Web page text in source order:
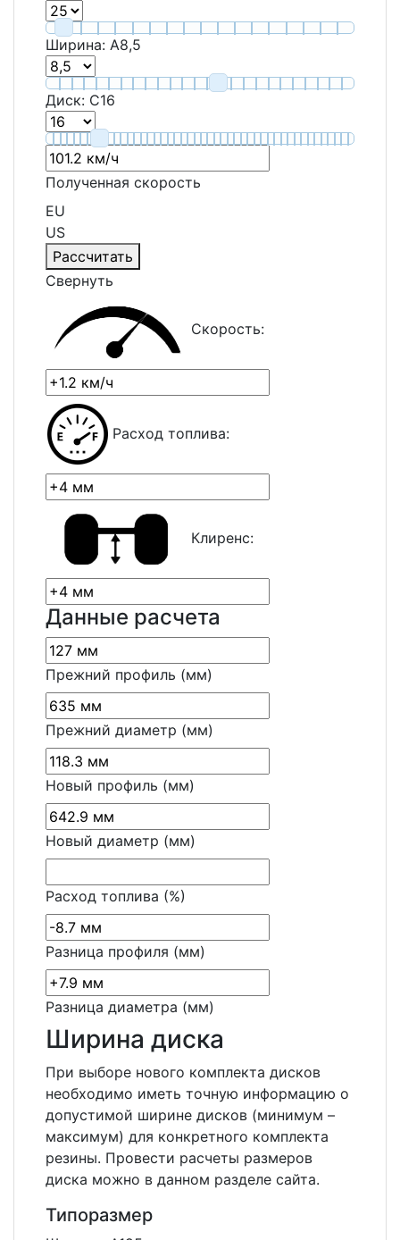
Ширина: A8,5
Диск: C16
Полученная скорость
EU
US
Рассчитать
Свернуть
Скорость:
Расход топлива:
Клиренс:
Данные расчета
Прежний профиль (мм)
Прежний диаметр (мм)
Новый профиль (мм)
Новый диаметр (мм)
Расход топлива (%)
Разница профиля (мм)
Разница диаметра (мм)
Ширина диска
При выборе нового комплекта дисков
необходимо иметь точную информацию о
допустимой ширине дисков (минимум –
максимум) для конкретного комплекта
резины. Провести расчеты размеров
диска можно в данном разделе сайта.
Типоразмер